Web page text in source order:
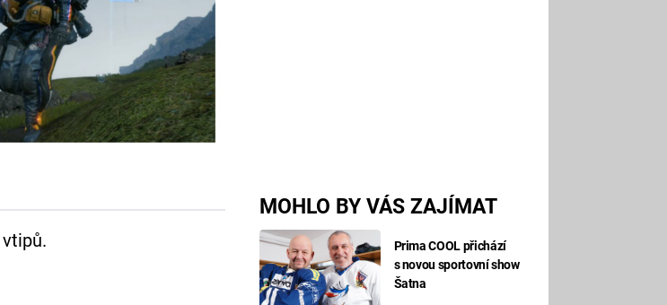
MOHLO BY VÁS ZAJÍMAT
Prima COOL přichází
s novou sportovní show
Šatna